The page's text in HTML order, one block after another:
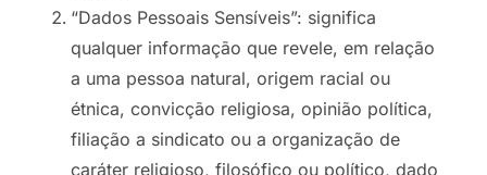
“Dados Pessoais Sensíveis”: significa
qualquer informação que revele, em relação
a uma pessoa natural, origem racial ou
étnica, convicção religiosa, opinião política,
filiação a sindicato ou a organização de
caráter religioso, filosófico ou político, dado